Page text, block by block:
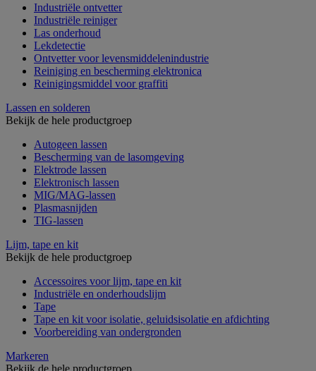
Industriële ontvetter
Industriële reiniger
Las onderhoud
Lekdetectie
Ontvetter voor levensmiddelenindustrie
Reiniging en bescherming elektronica
Reinigingsmiddel voor graffiti
Lassen en solderen
Bekijk de hele productgroep
Autogeen lassen
Bescherming van de lasomgeving
Elektrode lassen
Elektronisch lassen
MIG/MAG-lassen
Plasmasnijden
TIG-lassen
Lijm, tape en kit
Bekijk de hele productgroep
Accessoires voor lijm, tape en kit
Industriële en onderhoudslijm
Tape
Tape en kit voor isolatie, geluidsisolatie en afdichting
Voorbereiding van ondergronden
Markeren
Bekijk de hele productgroep